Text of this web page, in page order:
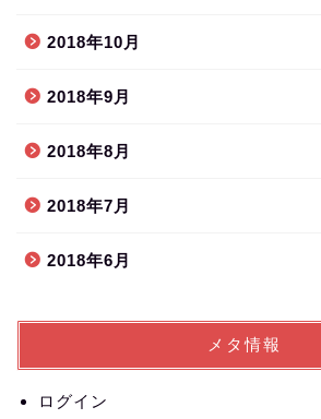
2018年10月
2018年9月
2018年8月
2018年7月
2018年6月
メタ情報
ログイン